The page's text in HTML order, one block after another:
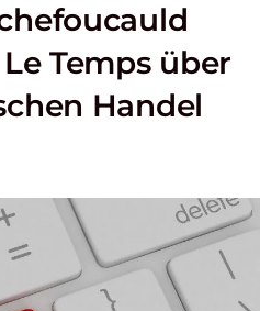
Temps über
Handel